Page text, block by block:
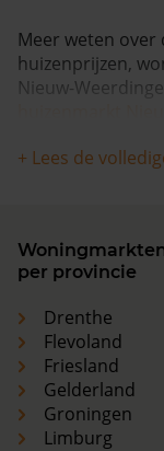
Meer weten over
huizenprijzen,
Nieuw-
+ Lees de
per provincie
Drenthe
Flevoland
Friesland
Gelderland
Groningen
Limburg